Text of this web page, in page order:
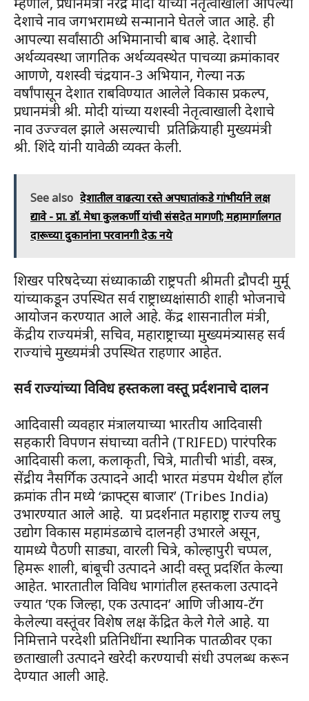
देशाचे नाव जगभरामध्ये सन्मानाने घेतले जात आहे. ही
आपल्या सर्वांसाठी अभिमानाची बाब आहे. देशाची
अर्थव्यवस्था जागतिक अर्थव्यवस्थेत पाचव्या क्रमांकावर
आणणे, यशस्वी चंद्रयान-3 अभियान, गेल्या नऊ
वर्षांपासून देशात राबविण्यात आलेले विकास प्रकल्प,
प्रधानमंत्री श्री. मोदी यांच्या यशस्वी नेतृत्वाखाली देशाचे
नाव उज्ज्वल झाले असल्याची प्रतिक्रियाही मुख्यमंत्री
श्री. शिंदे यांनी यावेळी व्यक्त केली.
See also देशातील वाढत्या रस्ते अपघातांकडे गांभीर्याने लक्ष
द्यावे - प्रा. डॉ. मेधा कुलकर्णी यांची संसदेत मागणी; महामार्गालगत
दारूच्या दुकानांना परवानगी देऊ नये
शिखर परिषदेच्या संध्याकाळी राष्ट्रपती श्रीमती द्रौपदी मुर्मू
यांच्याकडून उपस्थित सर्व राष्ट्राध्यक्षांसाठी शाही भोजनाचे
आयोजन करण्यात आले आहे. केंद्र शासनातील मंत्री,
केंद्रीय राज्यमंत्री, सचिव, महाराष्ट्राच्या मुख्यमंत्र्यासह सर्व
राज्यांचे मुख्यमंत्री उपस्थित राहणार आहेत.
सर्व राज्यांच्या विविध हस्तकला वस्तू प्रर्दशनाचे दालन
आदिवासी व्यवहार मंत्रालयाच्या भारतीय आदिवासी
सहकारी विपणन संघाच्या वतीने (TRIFED) पारंपरिक
आदिवासी कला, कलाकृती, चित्रे, मातीची भांडी, वस्त्र,
सेंद्रीय नैसर्गिक उत्पादने आदी भारत मंडपम येथील हॉल
क्रमांक तीन मध्ये ‘क्राफ्ट्स बाजार’ (Tribes India)
उभारण्यात आले आहे. या प्रदर्शनात महाराष्ट्र राज्य लघु
उद्योग विकास महामंडळाचे दालनही उभारले असून,
यामध्ये पैठणी साड्या, वारली चित्रे, कोल्हापुरी चप्पल,
हिमरू शाली, बांबूची उत्पादने आदी वस्तू प्रदर्शित केल्या
आहेत. भारतातील विविध भागांतील हस्तकला उत्पादने
ज्यात ‘एक जिल्हा, एक उत्पादन’ आणि जीआय-टॅग
केलेल्या वस्तूंवर विशेष लक्ष केंद्रित केले गेले आहे. या
निमित्ताने परदेशी प्रतिनिधींना स्थानिक पातळीवर एका
छताखाली उत्पादने खरेदी करण्याची संधी उपलब्ध करून
देण्यात आली आहे.